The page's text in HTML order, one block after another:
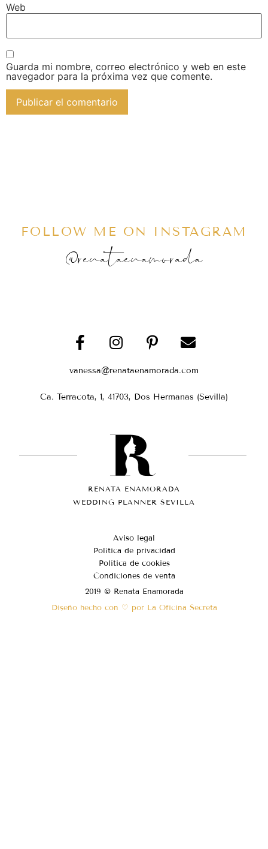
Web
Guarda mi nombre, correo electrónico y web en este
navegador para la próxima vez que comente.
FOLLOW ME ON INSTAGRAM
@renataenamorada
vanessa@renataenamorada.com
Ca. Terracota, 1, 41703, Dos Hermanas (Sevilla)
RENATA ENAMORADA
WEDDING PLANNER SEVILLA
Aviso legal
Política de privacidad
Política de cookies
Condiciones de venta
2019 © Renata Enamorada
Diseño hecho con ♡ por La Oficina Secreta